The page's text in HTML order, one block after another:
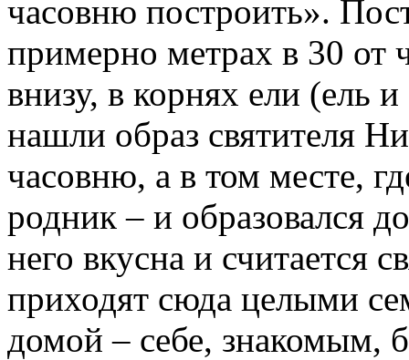
часовню построить».
примерно метрах в 30 от
внизу, в корнях ели (ель и
нашли образ святителя
часовню, а в том месте,
родник – и образовался
него вкусна и считается
приходят сюда целыми
домой – себе, знакомым,